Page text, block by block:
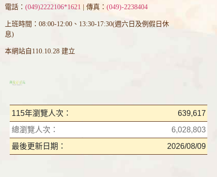
電話： (049)2222106*1621 | 傳真： (049)-2238404
上班時間：08:00-12:00、13:30-17:30(週六日及例假日休
息)
本網站自110.10.28 建立
115年瀏覽人次：
639,617
總瀏覽人次：
6,028,803
最後更新日期：
2026/08/09